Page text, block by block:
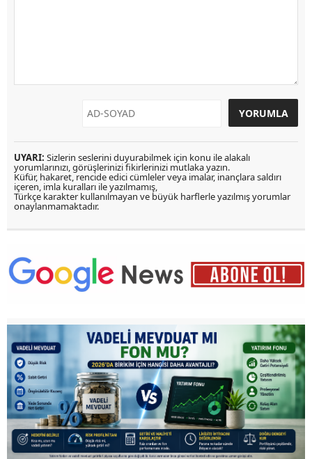
UYARI: Sizlerin seslerini duyurabilmek için konu ile alakalı
yorumlarınızı, görüşlerinizi fikirlerinizi mutlaka yazın.
Küfür, hakaret, rencide edici cümleler veya imalar, inançlara saldırı
içeren, imla kuralları ile yazılmamış,
Türkçe karakter kullanılmayan ve büyük harflerle yazılmış yorumlar
onaylanmamaktadır.